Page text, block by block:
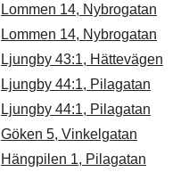
Lommen 14, Nybrogatan
Lommen 14, Nybrogatan
Ljungby 43:1, Hättevägen
Ljungby 44:1, Pilagatan
Ljungby 44:1, Pilagatan
Göken 5, Vinkelgatan
Hängpilen 1, Pilagatan